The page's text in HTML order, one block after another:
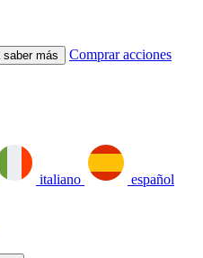
saber más Comprar acciones
italiano español